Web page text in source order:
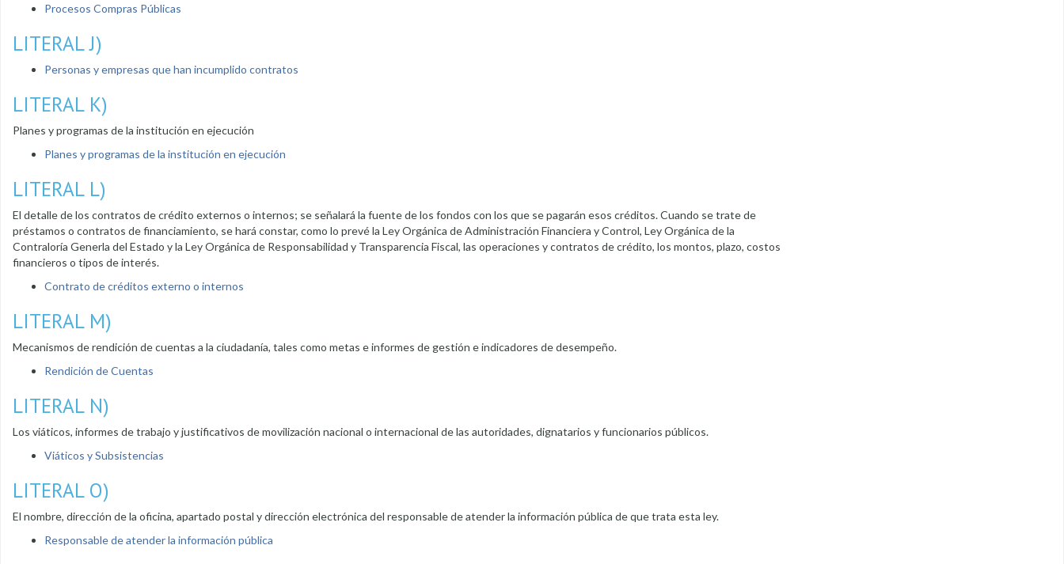
Procesos Compras Públicas
LITERAL J)
Personas y empresas que han incumplido contratos
LITERAL K)
Planes y programas de la institución en ejecución
Planes y programas de la institución en ejecución
LITERAL L)
El detalle de los contratos de crédito externos o internos; se señalará la fuente de los fondos con los que se pagarán esos créditos. Cuando se trate de
préstamos o contratos de financiamiento, se hará constar, como lo prevé la Ley Orgánica de Administración Financiera y Control, Ley Orgánica de la
Contraloría Generla del Estado y la Ley Orgánica de Responsabilidad y Transparencia Fiscal, las operaciones y contratos de crédito, los montos, plazo, costos
financieros o tipos de interés.
Contrato de créditos externo o internos
LITERAL M)
Mecanismos de rendición de cuentas a la ciudadanía, tales como metas e informes de gestión e indicadores de desempeño.
Rendición de Cuentas
LITERAL N)
Los viáticos, informes de trabajo y justificativos de movilización nacional o internacional de las autoridades, dignatarios y funcionarios públicos.
Viáticos y Subsistencias
LITERAL O)
El nombre, dirección de la oficina, apartado postal y dirección electrónica del responsable de atender la información pública de que trata esta ley.
Responsable de atender la información pública